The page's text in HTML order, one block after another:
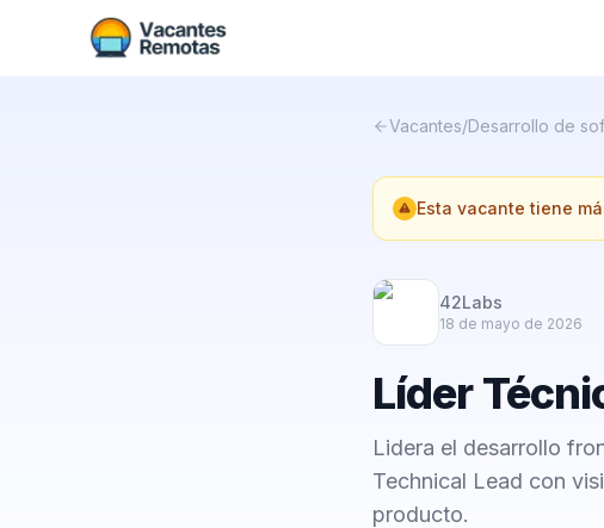
Vacantes/Desarrollo de
Esta vacante tiene
42Labs
18 de mayo de 2026
Líder
Lidera el desarrollo
Technical Lead con
producto.